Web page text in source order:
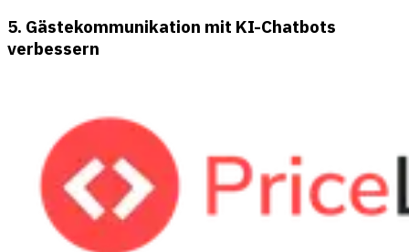
5. Gästekommunikation mit KI-Chatbots
verbessern